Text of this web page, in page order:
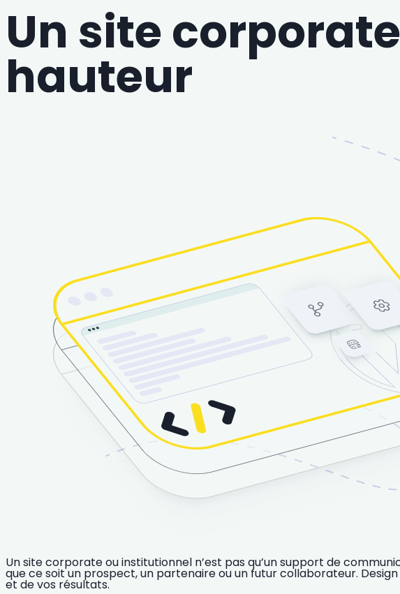
Un site
hauteur
Un site corporate ou institutionnel n’est pas qu’un support de
que ce soit un prospect, un partenaire ou un futur collaborateur.
et de vos résultats.